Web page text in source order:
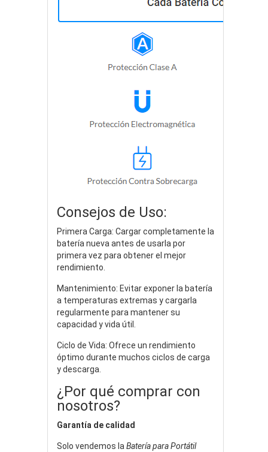
Consejos de Uso:
Primera Carga: Cargar completamente la
batería nueva antes de usarla por
primera vez para obtener el mejor
rendimiento.
Mantenimiento: Evitar exponer la batería
a temperaturas extremas y cargarla
regularmente para mantener su
capacidad y vida útil.
Ciclo de Vida: Ofrece un rendimiento
óptimo durante muchos ciclos de carga
y descarga.
¿Por qué comprar con
nosotros?
Garantía de calidad
Solo vendemos la Batería para Portátil